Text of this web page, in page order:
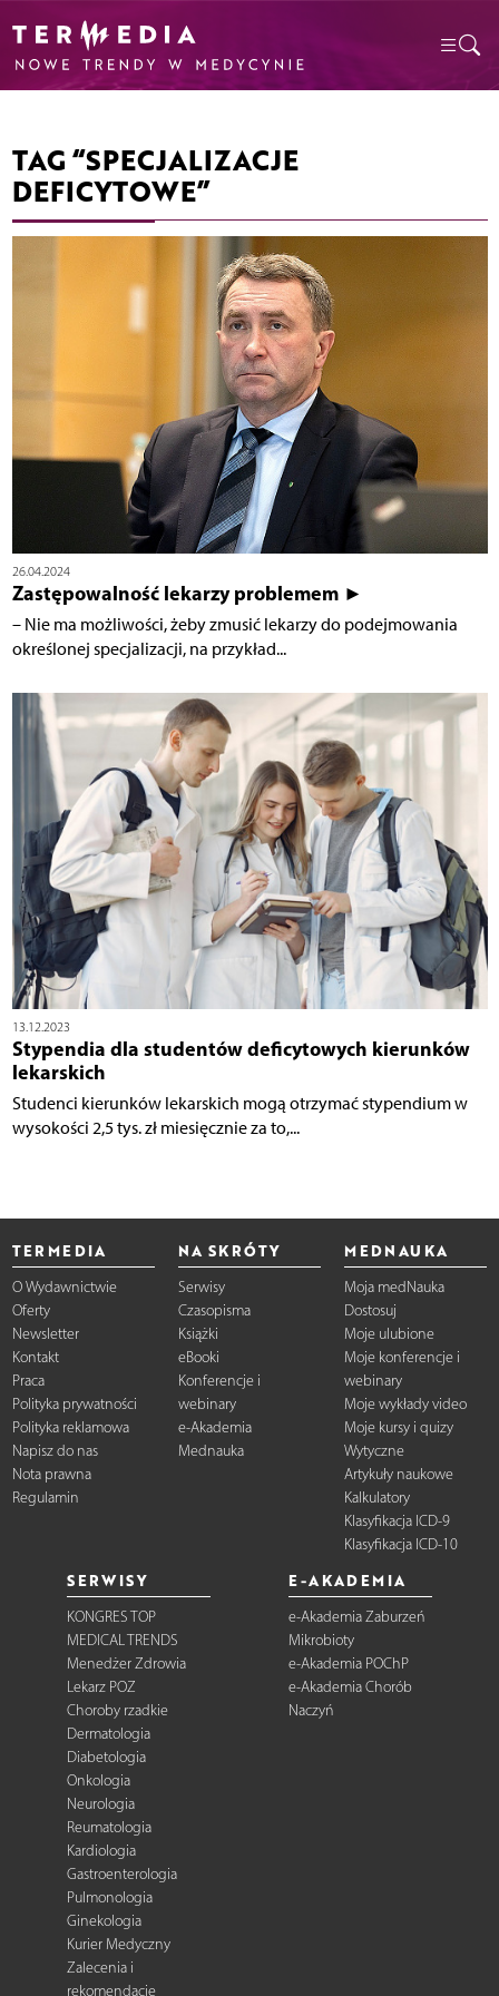
TAG “SPECJALIZACJE
DEFICYTOWE”
26.04.2024
Zastępowalność lekarzy problemem ►
– Nie ma możliwości, żeby zmusić lekarzy do podejmowania
określonej specjalizacji, na przykład...
13.12.2023
Stypendia dla studentów deficytowych kierunków
lekarskich
Studenci kierunków lekarskich mogą otrzymać stypendium w
wysokości 2,5 tys. zł miesięcznie za to,...
TERMEDIA
O Wydawnictwie
Oferty
Newsletter
Kontakt
Praca
Polityka prywatności
Polityka reklamowa
Napisz do nas
Nota prawna
Regulamin
NA SKRÓTY
Serwisy
Czasopisma
Książki
eBooki
Konferencje i
webinary
e-Akademia
Mednauka
MEDNAUKA
Moja medNauka
Dostosuj
Moje ulubione
Moje konferencje i
webinary
Moje wykłady video
Moje kursy i quizy
Wytyczne
Artykuły naukowe
Kalkulatory
Klasyfikacja ICD-9
Klasyfikacja ICD-10
SERWISY
KONGRES TOP
MEDICAL TRENDS
Menedżer Zdrowia
Lekarz POZ
Choroby rzadkie
Dermatologia
Diabetologia
Onkologia
Neurologia
Reumatologia
Kardiologia
Gastroenterologia
Pulmonologia
Ginekologia
Kurier Medyczny
Zalecenia i
rekomendacje
E-AKADEMIA
e-Akademia Zaburzeń
Mikrobioty
e-Akademia POChP
e-Akademia Chorób
Naczyń